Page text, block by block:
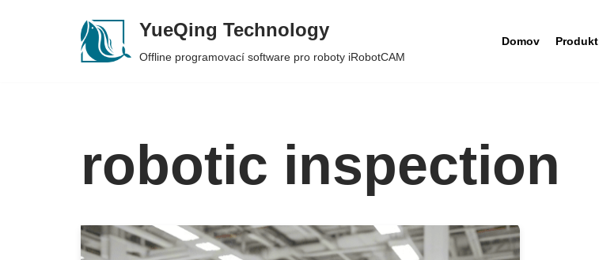
YueQing Technology
Offline programovací software pro roboty iRobotCAM
Domov Produkt
robotic inspection